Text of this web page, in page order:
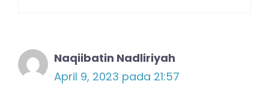
Naqiibatin Nadliriyah
April 9, 2023 pada 21:57